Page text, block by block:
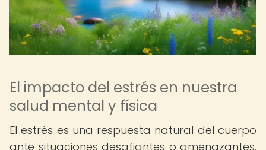
El impacto del estrés en nuestra
salud mental y física
El estrés es una respuesta natural del cuerpo
ante situaciones desafiantes o amenazantes.